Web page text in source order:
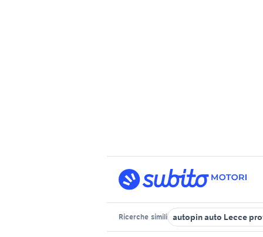
Ricerche simili autopin auto Lecce